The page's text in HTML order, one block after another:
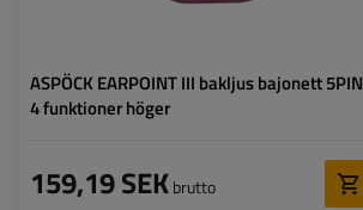
ASPÖCK EARPOINT III bakljus bajonett 5PIN
4 funktioner höger
159,19 SEKbrutto